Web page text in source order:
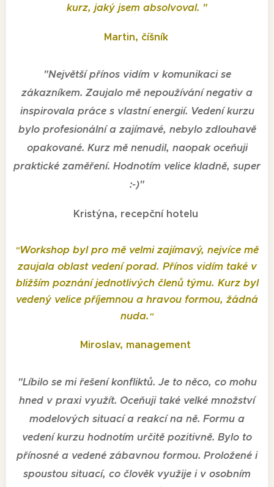
kurz, jaký jsem absolvoval. "
Martin, číšník
"Největší přínos vidím v komunikaci se
zákazníkem. Zaujalo mě nepoužívání negativ a
inspirovala práce s vlastní energií. Vedení kurzu
bylo profesionální a zajímavé, nebylo zdlouhavě
opakované. Kurz mě nenudil, naopak oceňuji
praktické zaměření. Hodnotím velice kladně, super
:-)"
Kristýna, recepční hotelu
"Workshop byl pro mě velmi zajímavý, nejvíce mě
zaujala oblast vedení porad. Přínos vidím také v
bližším poznání jednotlivých členů týmu. Kurz byl
vedený velice příjemnou a hravou formou, žádná
nuda. "
Miroslav, management
"Líbilo se mi řešení konfliktů. Je to něco, co mohu
hned v praxi využít. Oceňuji také velké množství
modelových situací a reakcí na ně. Formu a
vedení kurzu hodnotím určitě pozitivně. Bylo to
přínosné a vedené zábavnou formou. Proložené i
spoustou situací, co člověk využije i v osobním